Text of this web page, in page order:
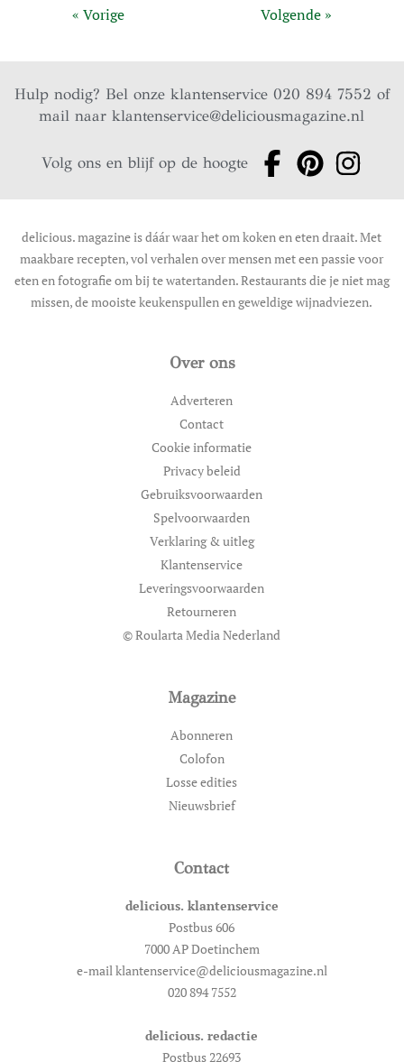
« Vorige Volgende »
Hulp nodig? Bel onze klantenservice 020 894 7552 of
mail naarklantenservice@deliciousmagazine.nl
Volg ons en blijf op de hoogte
delicious. magazine is dáár waar het om koken en eten draait. Met
maakbare recepten, vol verhalen over mensen met een passie voor
eten en fotografie om bij te watertanden. Restaurants die je niet mag
missen, de mooiste keukenspullen en geweldige wijnadviezen.
Over ons
Adverteren
Contact
Cookie informatie
Privacy beleid
Gebruiksvoorwaarden
Spelvoorwaarden
Verklaring & uitleg
Klantenservice
Leveringsvoorwaarden
Retourneren
© Roularta Media Nederland
Magazine
Abonneren
Colofon
Losse edities
Nieuwsbrief
Contact
delicious. klantenservice
Postbus 606
7000 AP Doetinchem
e-mail klantenservice@deliciousmagazine.nl
020 894 7552
delicious. redactie
Postbus 22693